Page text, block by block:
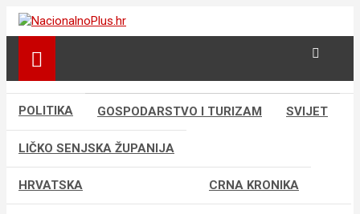
t
o
o
t
NacionalnoPlus.hr
Nacija želi znati više
POLITIKA GOSPODARSTVO I TURIZAM SVIJET
LIČKO SENJSKA ŽUPANIJA
HRVATSKA CRNA KRONIKA